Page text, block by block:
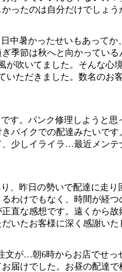
ったのは自分だけでしょう
中暑かったせいもあってか
季節は秋へと向かっている
吹いてました。そんな心
いただきました。数名のお
す。パンク修理しようと思
バイクでの配達みたいです
少しイライラ…最近メンテ
、昨日の勢いで配達に走り
わけでもなく、時間が経つ
直な感想です。遠くから故
いたお客様に深く感謝いた
文が…朝6時からお店でせっ
届けでした。お昼の配達で